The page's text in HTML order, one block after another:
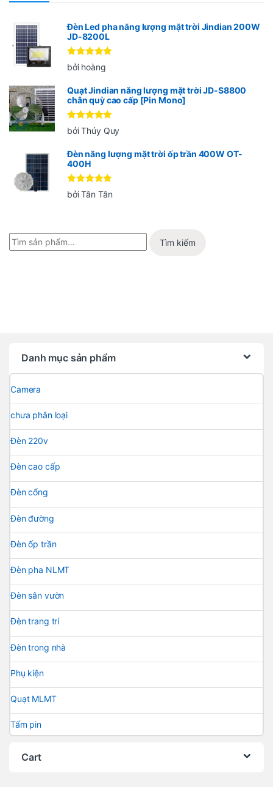
Đèn Led pha năng lượng mặt trời Jindian 200W
JD-8200L
Được xếp
hạng55
bởi hoàng
Quạt Jindian năng lượng mặt trời JD-S8800
chân quỳ cao cấp [Pin Mono]
Được xếp
hạng 5 5
bởi Thúy Quy
Đèn năng lượng mặt trời ốp trần 400W OT-
400H
Được xếp
hạng 55
bởi Tân Tân
Tìm kiếm
Danh mục sản phẩm
Camera
chưa phân loại
Đèn 220v
Đèn cao cấp
Đèn cổng
Đèn đường
Đèn ốp trần
Đèn pha NLMT
Đèn sân vườn
Đèn trang trí
Đèn trong nhà
Phụ kiện
Quạt MLMT
Tấm pin
Cart